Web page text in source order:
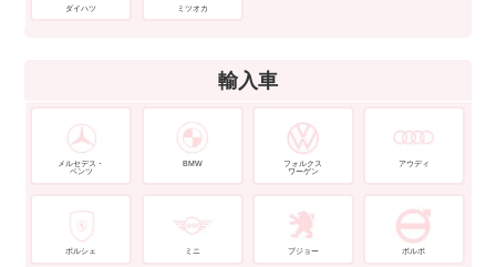
ダイハツ ミツオカ
輸入車
メルセデス・
ベンツ
BMW
フォルクス
ワーゲン
アウディ
ポルシェ ミニ プジョー ボルボ